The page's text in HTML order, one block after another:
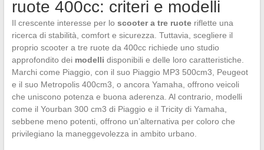
ruote 400cc: criteri e modelli
Il crescente interesse per lo scooter a tre ruoteriflette una
ricerca di stabilità, comfort e sicurezza. Tuttavia, scegliere il
proprio scooter a tre ruote da 400cc richiede uno studio
approfondito dei modelli disponibili e delle loro caratteristiche.
Marchi come Piaggio, con il suo Piaggio MP3 500cm3, Peugeot
e il suo Metropolis 400cm3, o ancora Yamaha, offrono veicoli
che uniscono potenza e buona aderenza. Al contrario, modelli
come il Yourban 300 cm3 di Piaggio e il Tricity di Yamaha,
sebbene meno potenti, offrono un’alternativa per coloro che
privilegiano la maneggevolezza in ambito urbano.